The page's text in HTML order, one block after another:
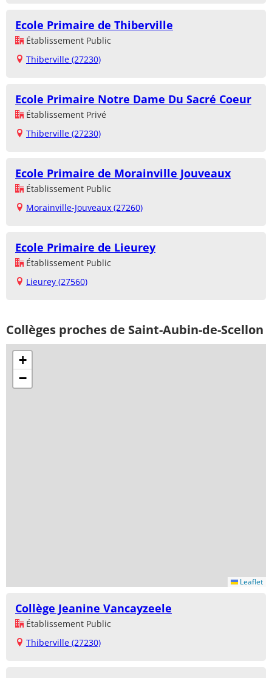
Ecole Primaire de Thiberville
Établissement Public
Thiberville (27230)
Ecole Primaire Notre Dame Du Sacré Coeur
Établissement Privé
Thiberville (27230)
Ecole Primaire de Morainville Jouveaux
Établissement Public
Morainville-Jouveaux (27260)
Ecole Primaire de Lieurey
Établissement Public
Lieurey (27560)
Collèges proches de Saint-Aubin-de-Scellon
+
−
Leaflet
Collège Jeanine Vancayzeele
Établissement Public
Thiberville (27230)